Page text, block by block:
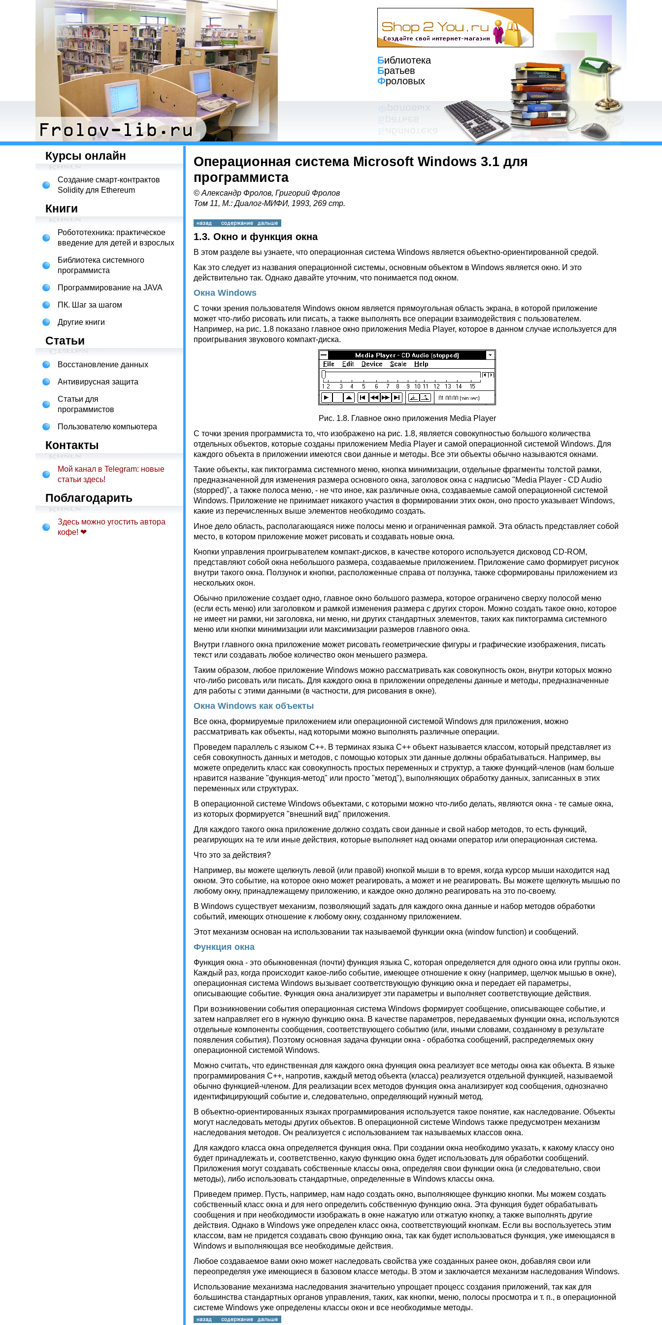
Библиотека
Братьев
Фроловых
Курсы онлайн
Создание смарт-контрактов
Solidity для Ethereum
Книги
Робототехника: практическое
введение для детей и взрослых
Библиотека системного
программиста
Программирование на JAVA
ПК. Шаг за шагом
Другие книги
Статьи
Восстановление данных
Антивирусная защита
Статьи для
программистов
Пользователю компьютера
Контакты
Мой канал в Telegram: новые
статьи здесь!
Поблагодарить
Здесь можно угостить автора
кофе! ❤
Операционная система Microsoft Windows 3.1 для
программиста
© Александр Фролов, Григорий Фролов
Том 11, М.: Диалог-МИФИ, 1993, 269 стр.
1.3. Окно и функция окна
В этом разделе вы узнаете, что операционная система Windows является объектно-ориентированной средой.
Как это следует из названия операционной системы, основным объектом в Windows является окно. И это
действительно так. Однако давайте уточним, что понимается под окном.
Окна Windows
С точки зрения пользователя Windows окном является прямоугольная область экрана, в которой приложение
может что-либо рисовать или писать, а также выполнять все операции взаимодействия с пользователем.
Например, на рис. 1.8 показано главное окно приложения Media Player, которое в данном случае используется для
проигрывания звукового компакт-диска.
Рис. 1.8. Главное окно приложения Media Player
С точки зрения программиста то, что изображено на рис. 1.8, является совокупностью большого количества
отдельных объектов, которые созданы приложением Media Player и самой операционной системой Windows. Для
каждого объекта в приложении имеются свои данные и методы. Все эти объекты обычно называются окнами.
Такие объекты, как пиктограмма системного меню, кнопка минимизации, отдельные фрагменты толстой рамки,
предназначенной для изменения размера основного окна, заголовок окна с надписью "Media Player - CD Audio
(stopped)", а также полоса меню, - не что иное, как различные окна, создаваемые самой операционной системой
Windows. Приложение не принимает никакого участия в формировании этих окон, оно просто указывает Windows,
какие из перечисленных выше элементов необходимо создать.
Иное дело область, располагающаяся ниже полосы меню и ограниченная рамкой. Эта область представляет собой
место, в котором приложение может рисовать и создавать новые окна.
Кнопки управления проигрывателем компакт-дисков, в качестве которого используется дисковод CD-ROM,
представляют собой окна небольшого размера, создаваемые приложением. Приложение само формирует рисунок
внутри такого окна. Ползунок и кнопки, расположенные справа от ползунка, также сформированы приложением из
нескольких окон.
Обычно приложение создает одно, главное окно большого размера, которое ограничено сверху полосой меню
(если есть меню) или заголовком и рамкой изменения размера с других сторон. Можно создать такое окно, которое
не имеет ни рамки, ни заголовка, ни меню, ни других стандартных элементов, таких как пиктограмма системного
меню или кнопки минимизации или максимизации размеров главного окна.
Внутри главного окна приложение может рисовать геометрические фигуры и графические изображения, писать
текст или создавать любое количество окон меньшего размера.
Таким образом, любое приложение Windows можно рассматривать как совокупность окон, внутри которых можно
что-либо рисовать или писать. Для каждого окна в приложении определены данные и методы, предназначенные
для работы с этими данными (в частности, для рисования в окне).
Окна Windows как объекты
Все окна, формируемые приложением или операционной системой Windows для приложения, можно
рассматривать как объекты, над которыми можно выполнять различные операции.
Проведем параллель с языком C++. В терминах языка C++ объект называется классом, который представляет из
себя совокупность данных и методов, с помощью которых эти данные должны обрабатываться. Например, вы
можете определить класс как совокупность простых переменных и структур, а также функций-членов (нам больше
нравится название "функция-метод" или просто "метод"), выполняющих обработку данных, записанных в этих
переменных или структурах.
В операционной системе Windows объектами, с которыми можно что-либо делать, являются окна - те самые окна,
из которых формируется "внешний вид" приложения.
Для каждого такого окна приложение должно создать свои данные и свой набор методов, то есть функций,
реагирующих на те или иные действия, которые выполняет над окнами оператор или операционная система.
Что это за действия?
Например, вы можете щелкнуть левой (или правой) кнопкой мыши в то время, когда курсор мыши находится над
окном. Это событие, на которое окно может реагировать, а может и не реагировать. Вы можете щелкнуть мышью по
любому окну, принадлежащему приложению, и каждое окно должно реагировать на это по-своему.
В Windows существует механизм, позволяющий задать для каждого окна данные и набор методов обработки
событий, имеющих отношение к любому окну, созданному приложением.
Этот механизм основан на использовании так называемой функции окна (window function) и сообщений.
Функция окна
Функция окна - это обыкновенная (почти) функция языка С, которая определяется для одного окна или группы окон.
Каждый раз, когда происходит какое-либо событие, имеющее отношение к окну (например, щелчок мышью в окне),
операционная система Windows вызывает соответствующую функцию окна и передает ей параметры,
описывающие событие. Функция окна анализирует эти параметры и выполняет соответствующие действия.
При возникновении события операционная система Windows формирует сообщение, описывающее событие, и
затем направляет его в нужную функцию окна. В качестве параметров, передаваемых функции окна, используются
отдельные компоненты сообщения, соответствующего событию (или, иными словами, созданному в результате
появления события). Поэтому основная задача функции окна - обработка сообщений, распределяемых окну
операционной системой Windows.
Можно считать, что единственная для каждого окна функция окна реализует все методы окна как объекта. В языке
программирования C++, напротив, каждый метод объекта (класса) реализуется отдельной функцией, называемой
обычно функцией-членом. Для реализации всех методов функция окна анализирует код сообщения, однозначно
идентифицирующий событие и, следовательно, определяющий нужный метод.
В объектно-ориентированных языках программирования используется такое понятие, как наследование. Объекты
могут наследовать методы других объектов. В операционной системе Windows также предусмотрен механизм
наследования методов. Он реализуется с использованием так называемых классов окна.
Для каждого класса окна определяется функция окна. При создании окна необходимо указать, к какому классу оно
будет принадлежать и, соответственно, какую функцию окна будет использовать для обработки сообщений.
Приложения могут создавать собственные классы окна, определяя свои функции окна (и следовательно, свои
методы), либо использовать стандартные, определенные в Windows классы окна.
Приведем пример. Пусть, например, нам надо создать окно, выполняющее функцию кнопки. Мы можем создать
собственный класс окна и для него определить собственную функцию окна. Эта функция будет обрабатывать
сообщения и при необходимости изображать в окне нажатую или отжатую кнопку, а также выполнять другие
действия. Однако в Windows уже определен класс окна, соответствующий кнопкам. Если вы воспользуетесь этим
классом, вам не придется создавать свою функцию окна, так как будет использоваться функция, уже имеющаяся в
Windows и выполняющая все необходимые действия.
Любое создаваемое вами окно может наследовать свойства уже созданных ранее окон, добавляя свои или
переопределяя уже имеющиеся в базовом классе методы. В этом и заключается механизм наследования Windows.
Использование механизма наследования значительно упрощает процесс создания приложений, так как для
большинства стандартных органов управления, таких, как кнопки, меню, полосы просмотра и т. п., в операционной
системе Windows уже определены классы окон и все необходимые методы.